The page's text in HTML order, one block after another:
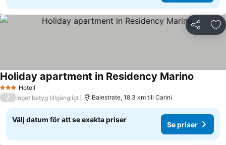
Dela
3 StjärnorHotell
Holiday apartment in Residency Marino
/ Inget betyg tillgängligt Balestrate, 18.3 km till Carini
Välj datum för att se exakta priser
Se priser